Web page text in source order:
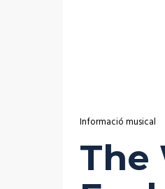
Informació musical
The